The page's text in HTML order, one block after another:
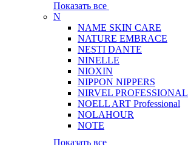
Показать все
N
NAME SKIN CARE
NATURE EMBRACE
NESTI DANTE
NINELLE
NIOXIN
NIPPON NIPPERS
NIRVEL PROFESSIONAL
NOELL ART Professional
NOLAHOUR
NOTE
Показать все